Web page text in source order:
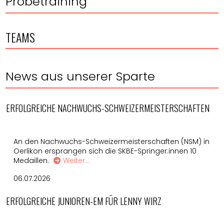
TEAMS
News aus unserer Sparte
ERFOLGREICHE NACHWUCHS-SCHWEIZERMEISTERSCHAFTEN
An den Nachwuchs-Schweizermeisterschaften (NSM) in
Oerlikon ersprangen sich die SKBE-Springer:innen 10
Medaillen.
Weiter…
06.07.2026
ERFOLGREICHE JUNIOREN-EM FÜR LENNY WIRZ